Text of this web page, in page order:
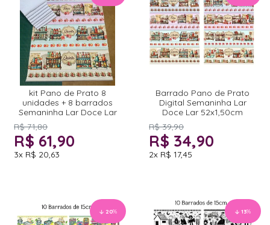
kit Pano de Prato 8
unidades + 8 barrados
Semaninha Lar Doce Lar
R$ 71,80
R$ 61,90
3x R$ 20,63
Barrado Pano de Prato
Digital Semaninha Lar
Doce Lar 52x1,50cm
R$ 39,90
R$ 34,90
2x R$ 17,45
20% 13%